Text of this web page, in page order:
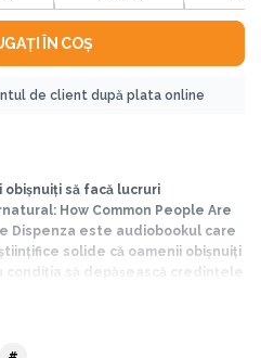
ÎN COȘ
de client după plata online
să facă lucruri
How Common People Are
Dispenza este audiobookul care
solide că oamenii obișnuiți
să depășească credințele
Yuen a trăit 256 de ani, din 1677